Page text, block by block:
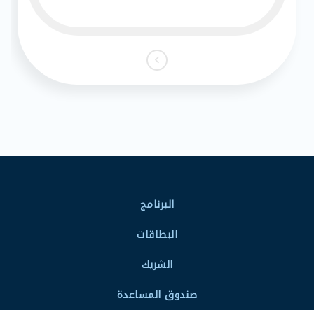
البرنامج
البطاقات
الشريك
صندوق المساعدة